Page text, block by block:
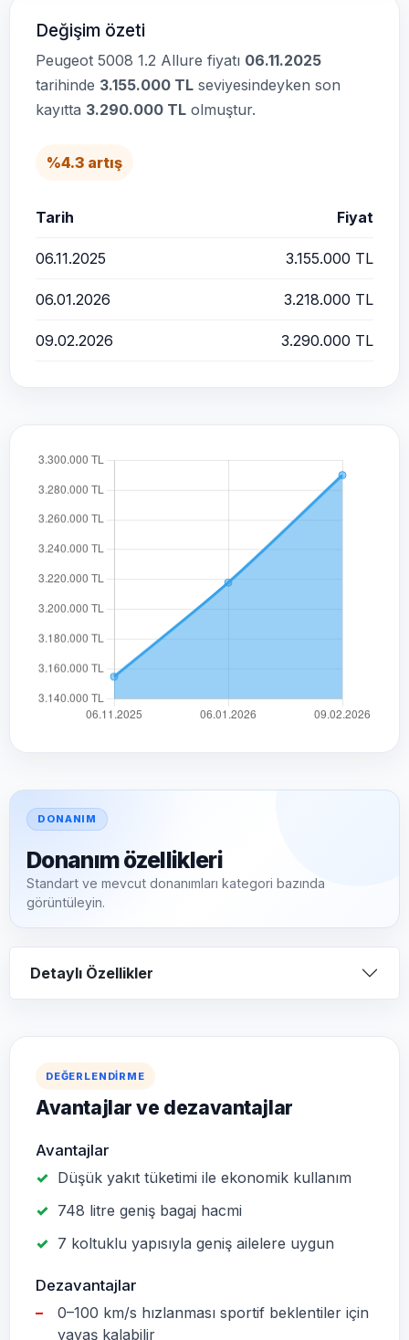
Değişim özeti
Peugeot 5008 1.2 Allure fiyatı 06.11.2025
tarihinde 3.155.000 TL seviyesindeyken son
kayıtta 3.290.000 TL olmuştur.
%4.3 artış
Tarih Fiyat
06.11.2025 3.155.000 TL
06.01.2026 3.218.000 TL
09.02.2026 3.290.000 TL
DONANIM
Donanım özellikleri
Standart ve mevcut donanımları kategori bazında
görüntüleyin.
Detaylı Özellikler
DEĞERLENDIRME
Avantajlar ve dezavantajlar
Avantajlar
Düşük yakıt tüketimi ile ekonomik kullanım
748 litre geniş bagaj hacmi
7 koltuklu yapısıyla geniş ailelere uygun
Dezavantajlar
0–100 km/s hızlanması sportif beklentiler için
yavaş kalabilir